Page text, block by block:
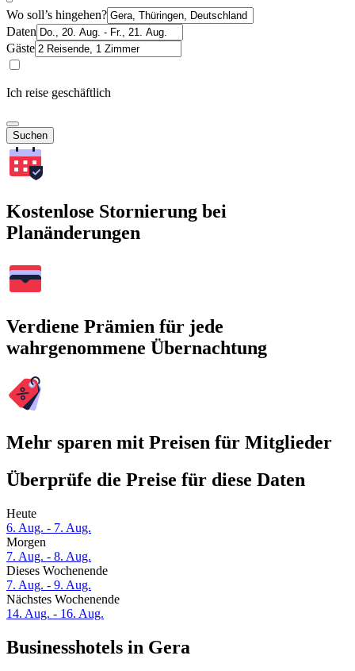
Wo soll’s hingehen?
Daten
Gäste
Ich reise geschäftlich
Suchen
Kostenlose Stornierung bei
Planänderungen
Verdiene Prämien für jede
wahrgenommene Übernachtung
Mehr sparen mit Preisen für Mitglieder
Überprüfe die Preise für diese Daten
Heute
6. Aug. - 7. Aug.
Morgen
7. Aug. - 8. Aug.
Dieses Wochenende
7. Aug. - 9. Aug.
Nächstes Wochenende
14. Aug. - 16. Aug.
Businesshotels in Gera